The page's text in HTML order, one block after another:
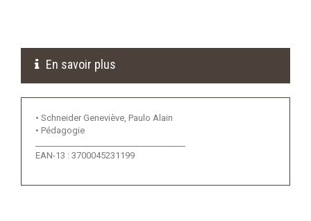
En savoir plus
• Schneider Geneviève, Paulo Alain
• Pédagogie
EAN-13 : 3700045231199